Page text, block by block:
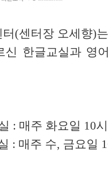
(센터장 오세향)는
신 한글교실과 영
: 매주 화요일 10
: 매주 수, 금요일